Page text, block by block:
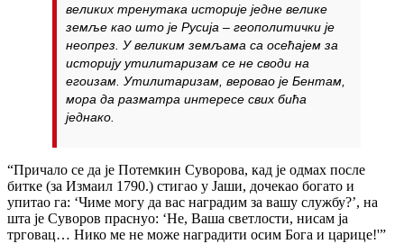
великих тренутака историје једне велике
земље као што је Русија – геополитички је
неопрез. У великим земљама са осећајем за
историју утилитаризам се не своди на
егоизам. Утилитаризам, веровао је Бентам,
мора да разматра интересе свих бића
једнако.
“Причало се да је Потемкин Суворова, кад је одмах после
битке (за Измаил 1790.) стигао у Јаши, дочекао богато и
упитао га: ‘Чиме могу да вас наградим за вашу службу?’, на
шта је Суворов праснуо: ‘Не, Ваша светлости, нисам ја
трговац… Нико ме не може наградити осим Бога и царице!'”